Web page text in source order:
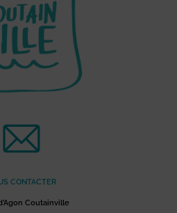
CONTACTER
Coutainville